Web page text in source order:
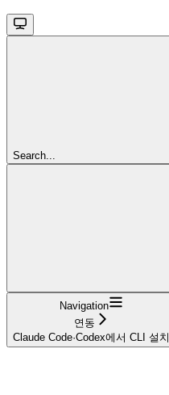
Search...
Navigation
연동
Claude Code·Codex에서 CLI 설치